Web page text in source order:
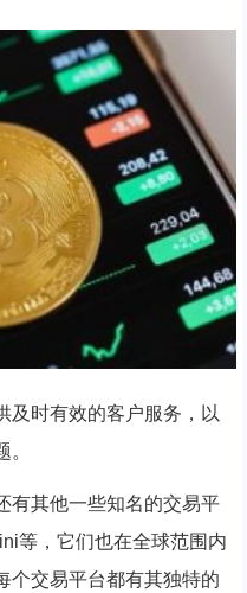
及时有效的客户服务，以
有其他一些知名的交易平
等，它们也在全球范围内
个交易平台都有其独特的